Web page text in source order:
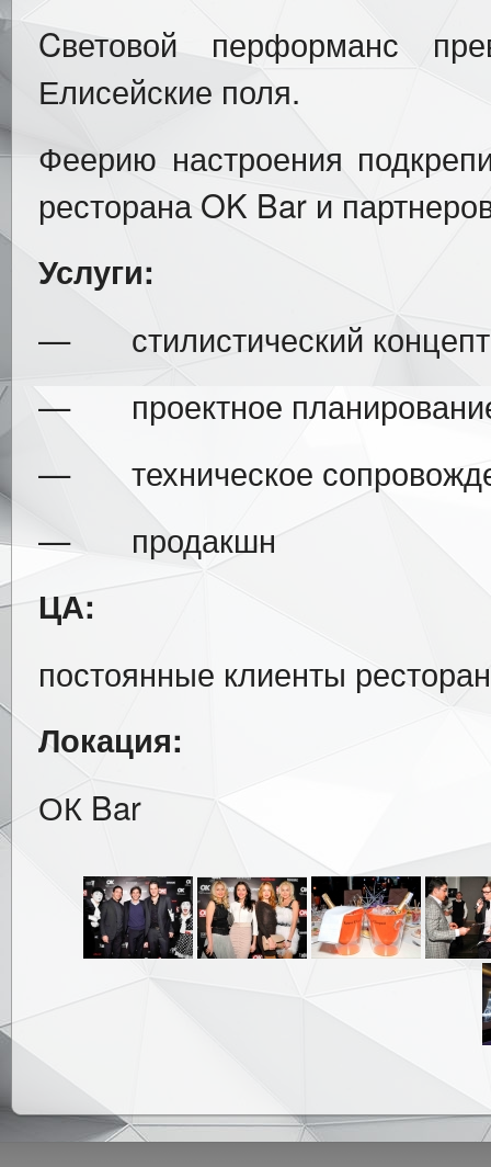
Cветовой перформанс
Елисейские поля.
Феерию настроения
ресторана OK Bar и
Услуги:
— стилистический концепт
— проектное
— техническое
— продакшн
ЦА:
постоянные клиенты
Локация:
ОК Bar